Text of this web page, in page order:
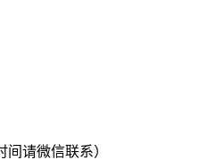
间请微信联系）